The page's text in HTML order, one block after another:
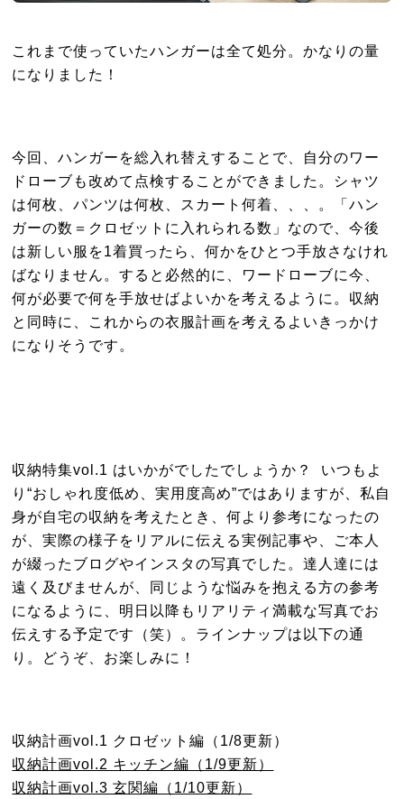
これまで使っていたハンガーは全て処分。かなりの量
になりました！
今回、ハンガーを総入れ替えすることで、自分のワー
ドローブも改めて点検することができました。シャツ
は何枚、パンツは何枚、スカート何着、、、。「ハン
ガーの数＝クロゼットに入れられる数」なので、今後
は新しい服を1着買ったら、何かをひとつ手放さなけれ
ばなりません。すると必然的に、ワードローブに今、
何が必要で何を手放せばよいかを考えるように。収納
と同時に、これからの衣服計画を考えるよいきっかけ
になりそうです。
収納特集vol.1 はいかがでしたでしょうか？ いつもよ
り“おしゃれ度低め、実用度高め”ではありますが、私自
身が自宅の収納を考えたとき、何より参考になったの
が、実際の様子をリアルに伝える実例記事や、ご本人
が綴ったブログやインスタの写真でした。達人達には
遠く及びませんが、同じような悩みを抱える方の参考
になるように、明日以降もリアリティ満載な写真でお
伝えする予定です（笑）。ラインナップは以下の通
り。どうぞ、お楽しみに！
収納計画vol.1 クロゼット編（1/8更新）
収納計画vol.2 キッチン編（1/9更新）
収納計画vol.3 玄関編（1/10更新）